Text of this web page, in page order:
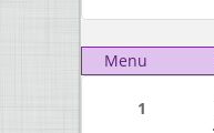
Menu
1